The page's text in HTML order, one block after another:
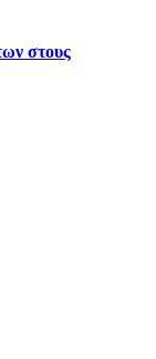
στους